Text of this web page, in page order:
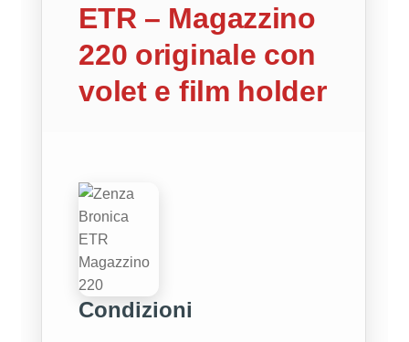
ETR – Magazzino
220 originale con
volet e film holder
Condizioni